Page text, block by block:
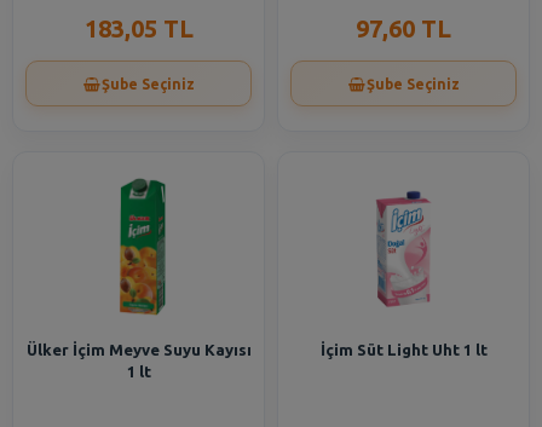
183,05 TL
Şube Seçiniz
97,60 TL
Şube Seçiniz
Ülker İçim Meyve Suyu Kayısı
1 lt
İçim Süt Light Uht 1 lt